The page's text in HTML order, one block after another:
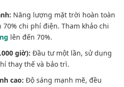
Năng lượng mặt trời hoàn toàn
chi phí điện. Tham khảo chi
lên đến 70%.
giờ): Đầu tư một lần, sử dụng
thay thế và bảo trì.
cao: Độ sáng mạnh mẽ, đều